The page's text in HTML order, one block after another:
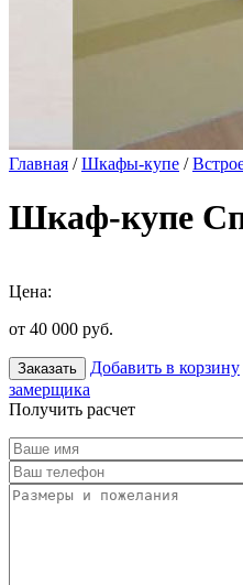
Главная /Шкафы-купе /
Шкаф-купе
Цена:
от 40 000 руб.
Заказать Добавить в корзину
замерщика
Получить расчет